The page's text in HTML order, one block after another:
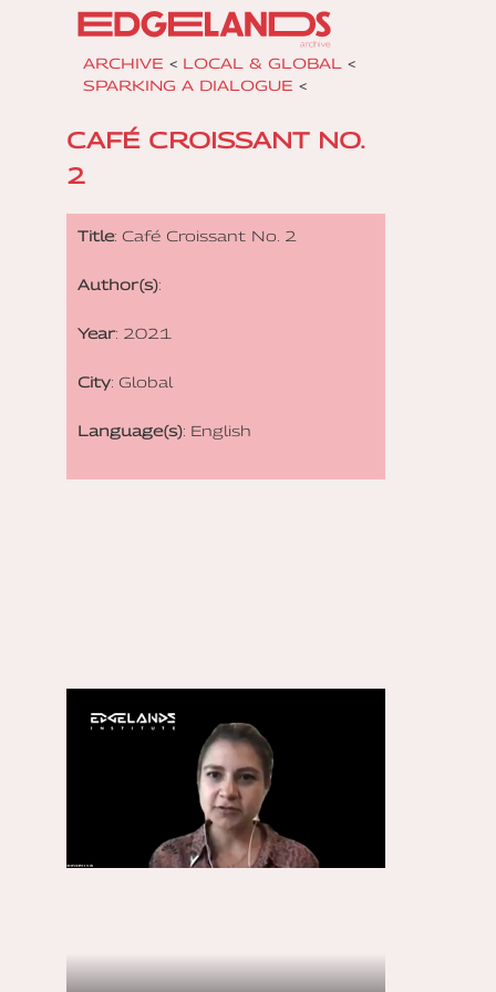
ARCHIVE < LOCAL & GLOBAL
<
SPARKING A DIALOGUE <
CAFÉ CROISSANT NO.
2
Title: Café Croissant No. 2
Author(s):
Year: 2021
City: Global
Language(s): English